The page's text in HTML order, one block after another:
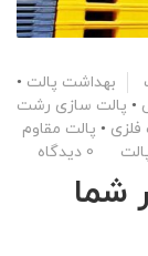
بهداشت پالت •
• پالت سازی رشت
فلزی • پالت مقاوم
0 دیدگاه
شما